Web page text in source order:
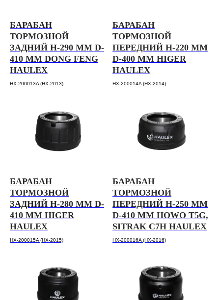
БАРАБАН
ТОРМОЗНОЙ
ЗАДНИЙ H-290 ММ D-
410 ММ DONG FENG
HAULEX
HX-200013A (HX-2013)
БАРАБАН
ТОРМОЗНОЙ
ПЕРЕДНИЙ H-220 ММ
D-400 ММ HIGER
HAULEX
HX-200014A (HX-2014)
БАРАБАН
ТОРМОЗНОЙ
ЗАДНИЙ H-280 ММ D-
410 ММ HIGER
HAULEX
HX-200015A (HX-2015)
БАРАБАН
ТОРМОЗНОЙ
ПЕРЕДНИЙ H-250 ММ
D-410 ММ HOWO T5G,
SITRAK C7H HAULEX
HX-200016A (HX-2016)
Дилеры и партнеры
О бренде Haulex
Гарантия
Каталог запчастей